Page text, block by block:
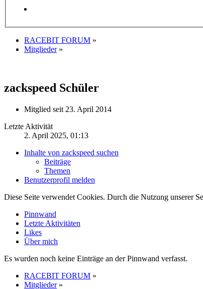
RACEBIT FORUM »
Mitglieder »
zackspeed Schüler
Mitglied seit 23. April 2014
Letzte Aktivität
2. April 2025, 01:13
Inhalte von zackspeed suchen
Beiträge
Themen
Benutzerprofil melden
Diese Seite verwendet Cookies. Durch die Nutzung unserer
Pinnwand
Letzte Aktivitäten
Likes
Über mich
Es wurden noch keine Einträge an der Pinnwand verfasst.
RACEBIT FORUM »
Mitglieder »